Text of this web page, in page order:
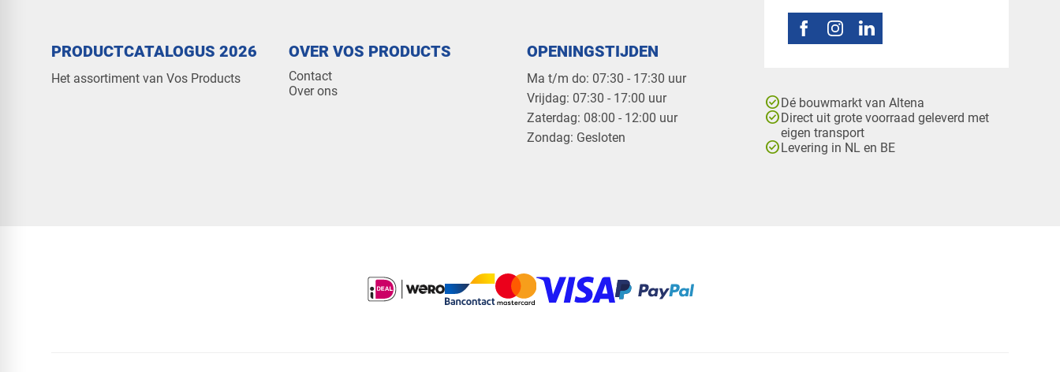
PRODUCTCATALOGUS 2026
Het assortiment van Vos Products
OVER VOS PRODUCTS
Contact
Over ons
OPENINGSTIJDEN
Ma t/m do: 07:30 - 17:30 uur
​Vrijdag: 07:30 - 17:00 uur
​Zaterdag: 08:00 - 12:00 uur
​Zondag: Gesloten
check_circleDé bouwmarkt van Altena
check_circleDirect uit grote voorraad geleverd met
eigen transport
check_circleLevering in NL en BE